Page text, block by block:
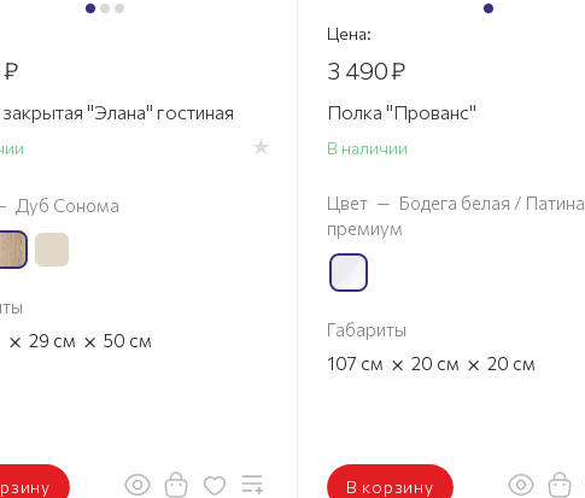
₽
"Элана" гостиная
Дуб Сонома
× 29 см × 50 см
Цена:
3 490₽
Полка "Прованс"
В наличии
Цвет — Бодега белая / Патина
премиум
Габариты
107 см × 20 см × 20 см
В корзину